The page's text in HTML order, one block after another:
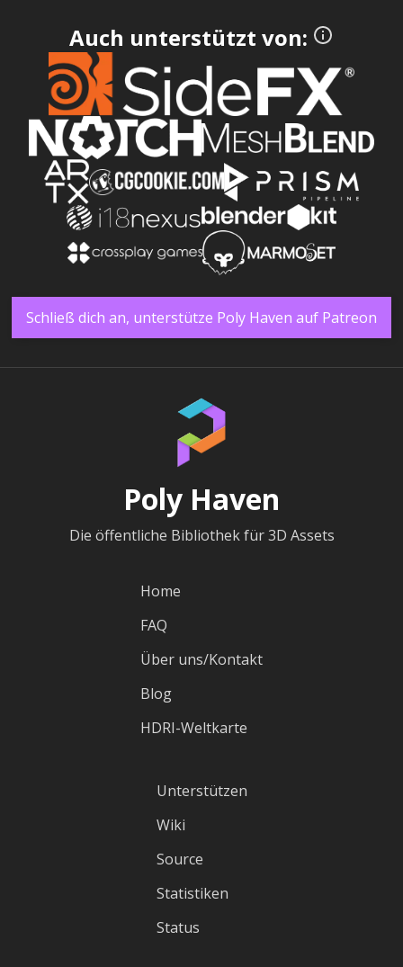
Auch unterstützt von:
Schließ dich an, unterstütze Poly Haven auf Patreon
Poly Haven
Die öffentliche Bibliothek für 3D Assets
Home
FAQ
Über uns/Kontakt
Blog
HDRI-Weltkarte
Unterstützen
Wiki
Source
Statistiken
Status